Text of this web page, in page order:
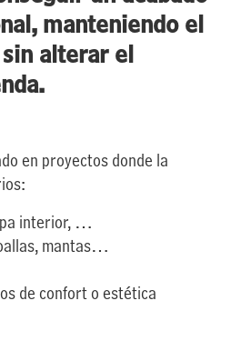
manteniendo el
alterar el
en proyectos donde la
interior, …
mantas…
de confort o estética